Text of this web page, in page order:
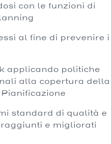
con le funzioni di
al fine di prevenire i
applicando politiche
alla copertura della
standard di qualità e
e migliorati